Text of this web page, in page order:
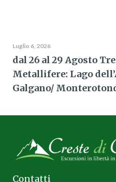
Luglio 6, 2026
dal 26 al 29 Agosto
Metallifere: Lago
Galgano/
Contatti